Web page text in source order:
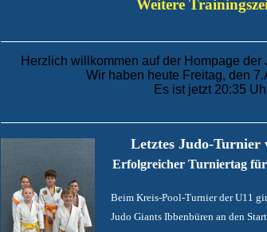
Weitere
Herzlich willkommen auf der Hompage der
Wir haben heute Freitag, den
Es ist jetzt 20:35
Letztes Judo-Turnier
Erfolgreicher Turniertag
Beim Kreis-Pool-Turnier der U11
Judo Giants Ibbenbüren an den